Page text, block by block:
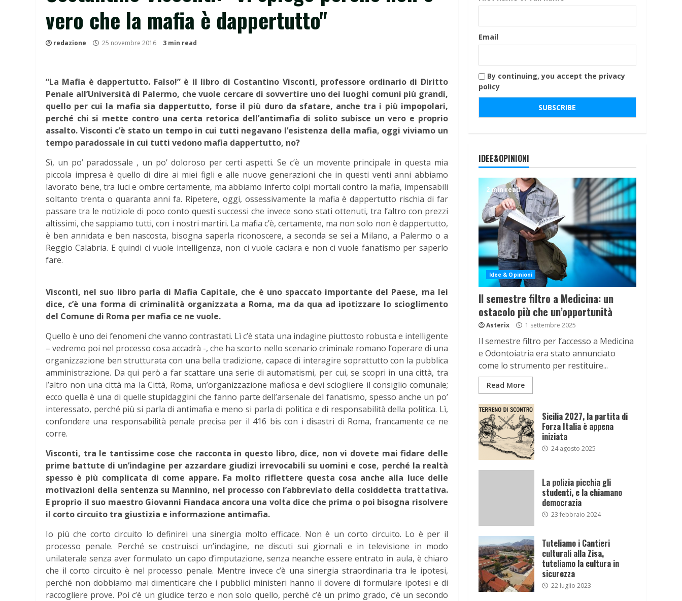
vero che la mafia è dappertutto"
redazione 25 novembre 2016 3 min read
“La Mafia è dappertutto. Falso!” è il libro di Costantino Visconti, professore ordinario di Diritto
Penale all’Università di Palermo, che vuole cercare di sovvertire uno dei luoghi comuni più grandi,
quello per cui la mafia sia dappertutto, forse il più duro da sfatare, anche tra i più impopolari,
perché chi si mette contro una certa retorica dell’antimafia di solito subisce un vero e proprio
assalto. Visconti c’è stato un tempo in cui tutti negavano l’esistenza della mafia, oggi viviamo un
tempo paradossale in cui tutti vedono mafia dappertutto, no?
Sì, un po’ paradossale , un po’ doloroso per certi aspetti. Se c’è un movente principale in questa mia
piccola impresa è quello di dire ai miei figli e alle nuove generazioni che in questi venti anni abbiamo
lavorato bene, tra luci e ombre certamente, ma abbiamo inferto colpi mortali contro la mafia, impensabili
soltanto trenta o quaranta anni fa. Ripetere, oggi, ossessivamente la mafia è dappertutto rischia di far
passare tra le notiziole di poco conto questi successi che invece sono stati ottenuti, tra l’altro con prezzi
altissimi, che sappiamo tutti, con i nostri martiri. La mafia c’è, certamente, ma non solo non è dappertutto,
è ben annidata e ben nascosta, bisogna saperla riconoscere, a seconda se sei a Milano, a Palermo o a
Reggio Calabria. E quindi ci vuole intelligenza, non ci vuole caciara e non ci vuole fanatismo per saperlo
fare.
Visconti, nel suo libro parla di Mafia Capitale, che è uno spaccato importante del Paese, ma lei
dice, c’è una forma di criminalità organizzata a Roma, ma da qua ad ipotizzare lo scioglimento
del Comune di Roma per mafia ce ne vuole.
Quello è uno dei fenomeni che vanno contrastati. Lì c’è stata una indagine piuttosto robusta e intelligente
– vedremo poi nel processo cosa accadrà -, che ha scorto nello scenario criminale romano l’operare di una
organizzazione ben strutturata con una bella tradizione, capace di interagire soprattutto con la pubblica
amministrazione. Da qui però a far scattare una serie di automatismi, per cui, se scopri in una città, tra
l’altro non una città ma la Città, Roma, un’organizzazione mafiosa e devi sciogliere il consiglio comunale;
ecco quella è una di quelle stupidaggini che fanno parte dell’arsenale del fanatismo, spesso anche un po’
interessato, perché più si parla di antimafia e meno si parla di politica e di responsabilità della politica. Lì,
confondere una responsabilità penale precisa per il 416 bis con i disastri di Roma, francamente ce ne
corre.
Visconti, tra le tantissime cose che racconta in questo libro, dice, non vi dovete mai fidare delle
prime battute di un’indagine per azzardare giudizi irrevocabili su uomini e cose, perché la realtà
spesso è più complicata di come appare. Fa molto riflettere questa cosa anche alla luce delle
motivazioni della sentenza su Mannino, nel processo con l’abbreviato della cosiddetta trattativa.
E proprio il suo maestro Giovanni Fiandaca ancora una volta dice che prima o poi bisogna risolvere
il corto circuito tra giustizia e informazione antimafia.
Io più che corto circuito lo definirei una sinergia molto efficace. Non è un corto circuito. Lo è per il
processo penale. Perché se costruisci un’indagine, ne discuti sui giornali e in televisione in modo
unilaterale senza aver formulato un capo d’imputazione, senza neanche essere entrato in aula, è chiaro
che il corto circuito è nel processo penale. Mentre invece c’è una sinergia straordinaria tra le ipotesi,
perché non dobbiamo mai dimenticare che i pubblici ministeri hanno il dovere di formulare ipotesi e di
raccogliere prove. Poi c’è un giudice terzo e non solo quello, perché c’è un primo grado, c’è un secondo
Email
By continuing, you accept the privacy
policy
IDEE&OPINIONI
2 min read
Idee & Opinioni
Il semestre filtro a Medicina: un
ostacolo più che un’opportunità
Asterix 1 settembre 2025
Il semestre filtro per l’accesso a Medicina
e Odontoiatria era stato annunciato
come lo strumento per restituire...
Read More
Sicilia 2027, la partita di
Forza Italia è appena
iniziata
24 agosto 2025
La polizia picchia gli
studenti, e la chiamano
democrazia
23 febbraio 2024
Tuteliamo i Cantieri
culturali alla Zisa,
tuteliamo la cultura in
sicurezza
22 luglio 2023